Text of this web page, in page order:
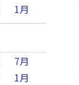
1月
7月
1月